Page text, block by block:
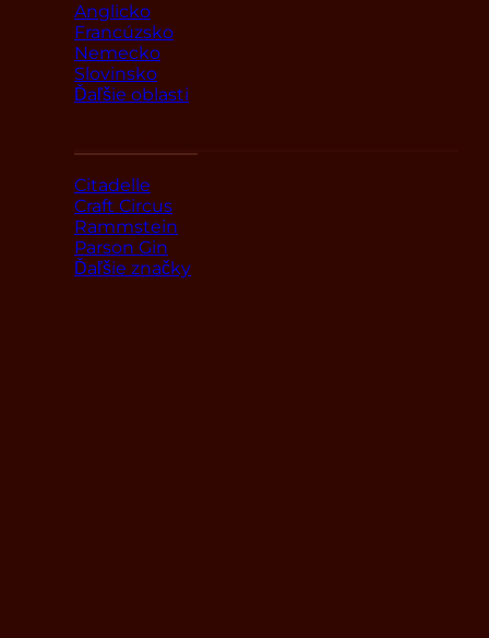
Anglicko
Francúzsko
Nemecko
Slovinsko
Ďaľšie oblasti
Citadelle
Craft Circus
Rammstein
Parson Gin
Ďaľšie značky